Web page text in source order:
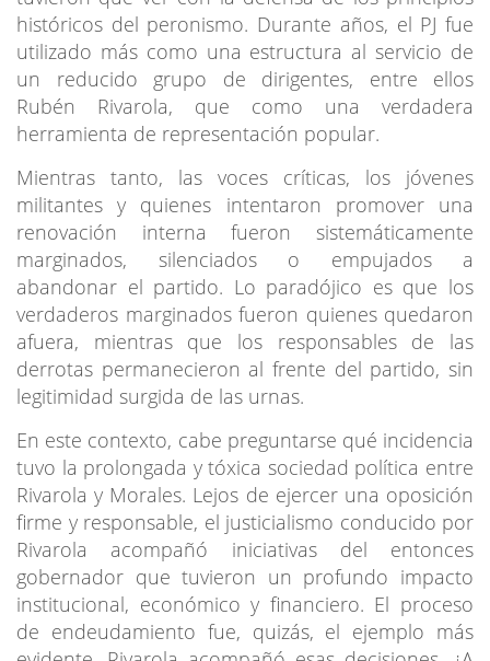
históricos del peronismo. Durante años, el PJ fue
utilizado más como una estructura al servicio de
un reducido grupo de dirigentes, entre ellos
Rubén Rivarola, que como una verdadera
herramienta de representación popular.
Mientras tanto, las voces críticas, los jóvenes
militantes y quienes intentaron promover una
renovación interna fueron sistemáticamente
marginados, silenciados o empujados a
abandonar el partido. Lo paradójico es que los
verdaderos marginados fueron quienes quedaron
afuera, mientras que los responsables de las
derrotas permanecieron al frente del partido, sin
legitimidad surgida de las urnas.
En este contexto, cabe preguntarse qué incidencia
tuvo la prolongada y tóxica sociedad política entre
Rivarola y Morales. Lejos de ejercer una oposición
firme y responsable, el justicialismo conducido por
Rivarola acompañó iniciativas del entonces
gobernador que tuvieron un profundo impacto
institucional, económico y financiero. El proceso
de endeudamiento fue, quizás, el ejemplo más